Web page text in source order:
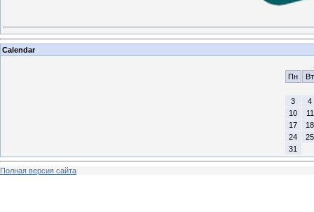
Calendar
Пн
Вт
3
4
10
11
17
18
24
25
31
Полная версия сайта